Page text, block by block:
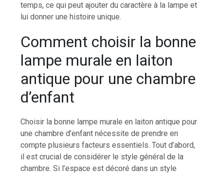
temps, ce qui peut ajouter du caractère à la lampe et
lui donner une histoire unique.
Comment choisir la bonne
lampe murale en laiton
antique pour une chambre
d’enfant
Choisir la bonne lampe murale en laiton antique pour
une chambre d’enfant nécessite de prendre en
compte plusieurs facteurs essentiels. Tout d’abord,
il est crucial de considérer le style général de la
chambre. Si l’espace est décoré dans un style